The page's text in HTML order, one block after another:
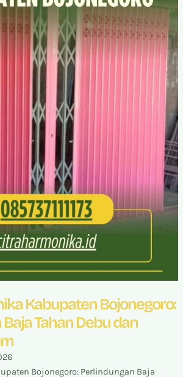
Kabupaten Bojonegoro:
Tahan Debu dan
Bojonegoro: Perlindungan Baja